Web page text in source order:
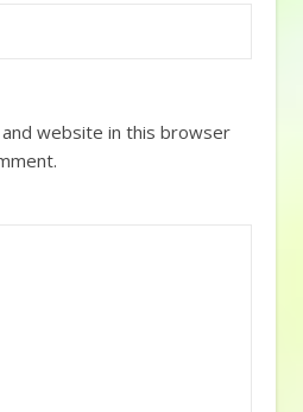
and website in this browser